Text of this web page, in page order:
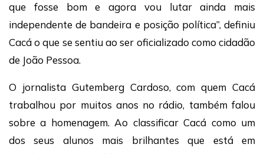
que fosse bom e agora vou lutar ainda mais
independente de bandeira e posição política”, definiu
Cacá o que se sentiu ao ser oficializado como cidadão
de João Pessoa.
O jornalista Gutemberg Cardoso, com quem Cacá
trabalhou por muitos anos no rádio, também falou
sobre a homenagem. Ao classificar Cacá como um
dos seus alunos mais brilhantes que está em